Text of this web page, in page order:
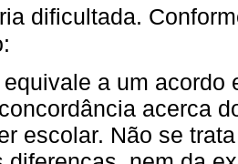
dificultada.
equivale a um acordo
acerca
escolar. Não se